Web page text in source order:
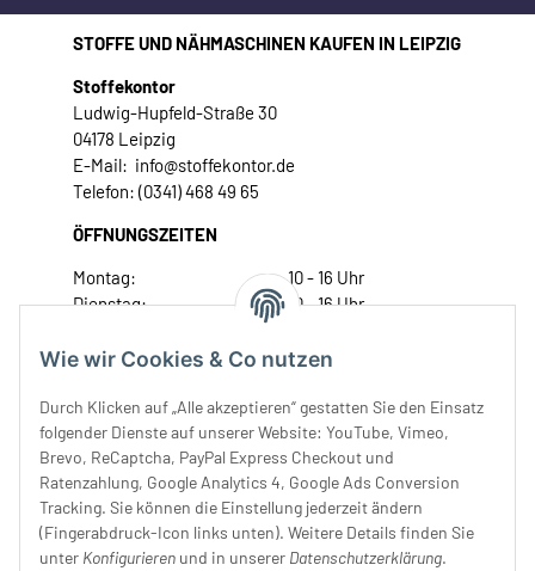
Wie wir Cookies & Co nutzen
Durch Klicken auf „Alle akzeptieren“ gestatten Sie den Einsatz
folgender Dienste auf unserer Website: YouTube, Vimeo,
Brevo, ReCaptcha, PayPal Express Checkout und
Ratenzahlung, Google Analytics 4, Google Ads Conversion
Tracking. Sie können die Einstellung jederzeit ändern
(Fingerabdruck-Icon links unten). Weitere Details finden Sie
unter Konfigurieren und in unserer Datenschutzerklärung.
STOFFE UND NÄHMASCHINEN KAUFEN IN LEIPZIG
Stoffekontor
Ludwig-Hupfeld-Straße 30
04178 Leipzig
E-Mail: info@stoffekontor.de
Telefon: (0341) 468 49 65
ÖFFNUNGSZEITEN
Montag:
10 - 16 Uhr
Dienstag:
10 - 16 Uhr
Donnerstag:
10 - 18 Uhr
Samstag:
10 - 14 Uhr
Unser Service
Rechtliches